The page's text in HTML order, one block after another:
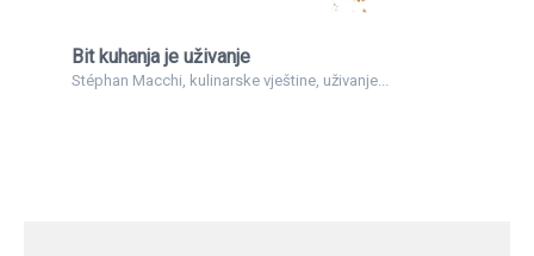
Bit kuhanja je uživanje
Stéphan Macchi, kulinarske vještine, uživanje...